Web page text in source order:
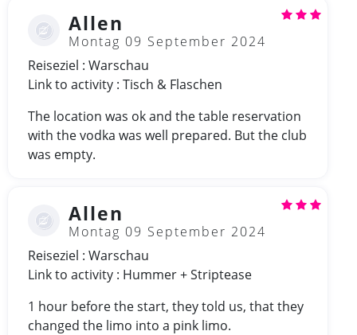
Allen
Montag 09 September 2024
Reiseziel : Warschau
Link to activity : Tisch & Flaschen
The location was ok and the table reservation
with the vodka was well prepared. But the club
was empty.
Allen
Montag 09 September 2024
Reiseziel : Warschau
Link to activity : Hummer + Striptease
1 hour before the start, they told us, that they
changed the limo into a pink limo.